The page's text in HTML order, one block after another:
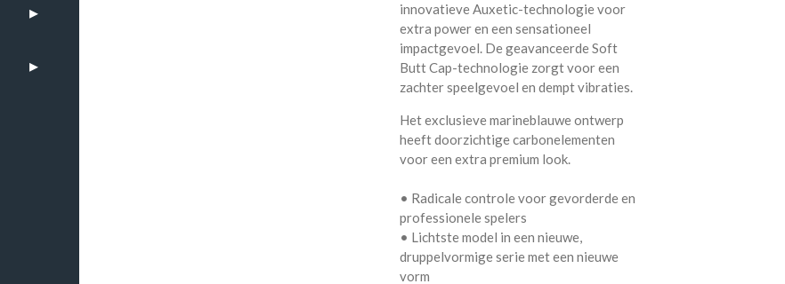
innovatieve Auxetic-technologie voor
extra power en een sensationeel
impactgevoel. De geavanceerde Soft
Butt Cap-technologie zorgt voor een
zachter speelgevoel en dempt vibraties.
Het exclusieve marineblauwe ontwerp
heeft doorzichtige carbonelementen
voor een extra premium look.
• Radicale controle voor gevorderde en
professionele spelers
• Lichtste model in een nieuwe,
druppelvormige serie met een nieuwe
vorm